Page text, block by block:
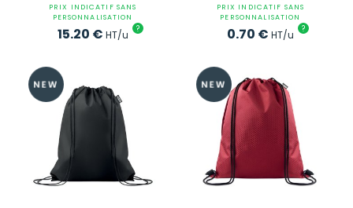
PRIX INDICATIF SANS
PERSONNALISATION
15.20 € HT/u ?
PRIX INDICATIF SANS
PERSONNALISATION
0.70 € HT/u ?